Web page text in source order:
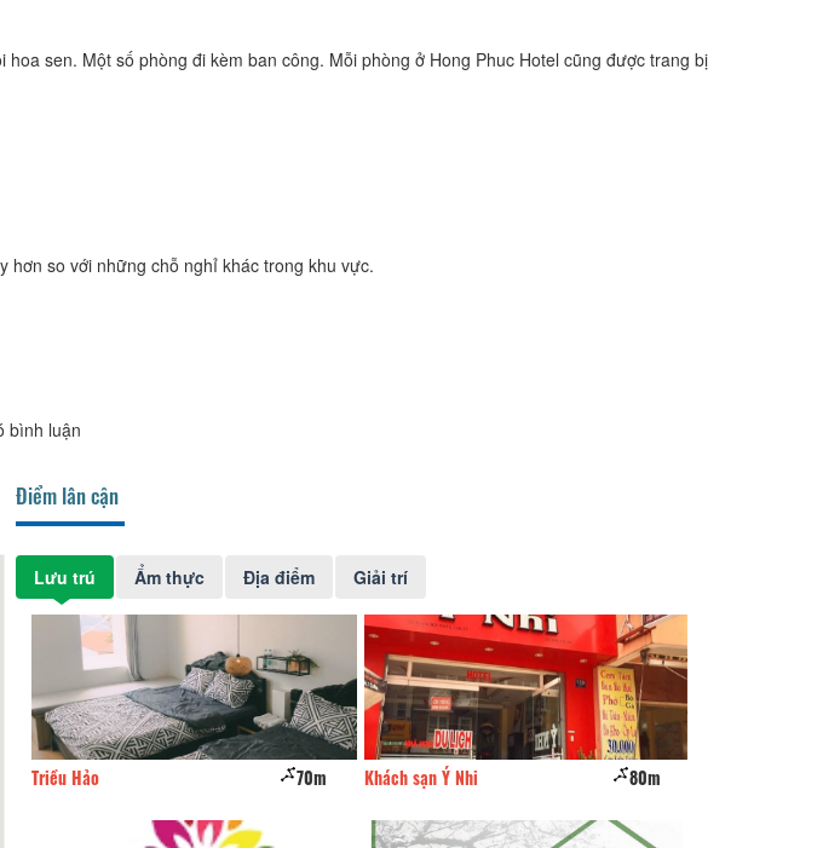
sen. Một số phòng đi kèm ban công. Mỗi phòng ở Hong Phuc Hotel cũng được trang bị
so với những chỗ nghỉ khác trong khu vực.
bình luận
Điểm lân cận
Lưu trú Ẩm thực Địa điểm Giải trí
Triều Hảo 70m Khách sạn Ý Nhi 80m